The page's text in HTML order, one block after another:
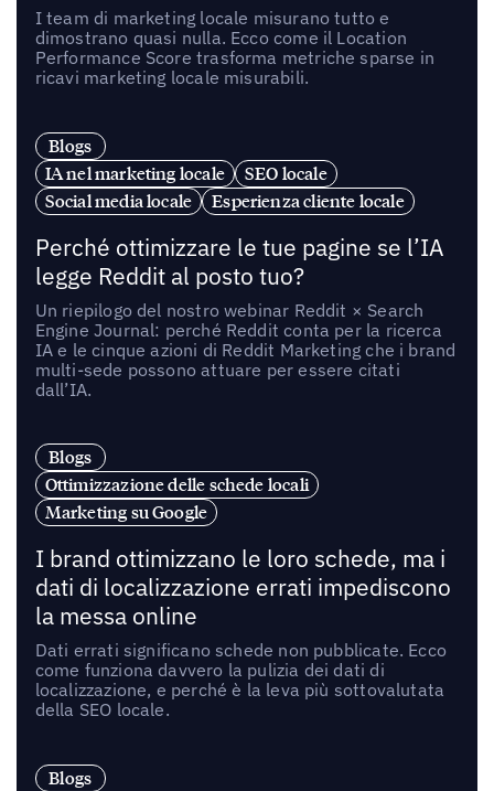
I team di marketing locale misurano tutto e
dimostrano quasi nulla. Ecco come il Location
Performance Score trasforma metriche sparse in
ricavi marketing locale misurabili.
Blogs
IA nel marketing locale
SEO locale
Social media locale
Esperienza cliente locale
Perché ottimizzare le tue pagine se l’IA
legge Reddit al posto tuo?
Un riepilogo del nostro webinar Reddit × Search
Engine Journal: perché Reddit conta per la ricerca
IA e le cinque azioni di Reddit Marketing che i brand
multi-sede possono attuare per essere citati
dall’IA.
Blogs
Ottimizzazione delle schede locali
Marketing su Google
I brand ottimizzano le loro schede, ma i
dati di localizzazione errati impediscono
la messa online
Dati errati significano schede non pubblicate. Ecco
come funziona davvero la pulizia dei dati di
localizzazione, e perché è la leva più sottovalutata
della SEO locale.
Blogs